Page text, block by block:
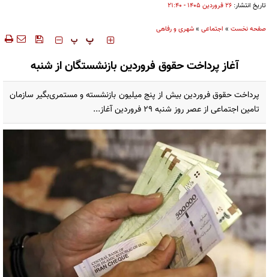
تاریخ انتشار: ۲۶ فروردين ۱۴۰۵ - ۲۱:۴۰
صفحه نخست » اجتماعی »شهری و رفاهی
‍‍‍ پ پ
آغاز پرداخت حقوق فروردین بازنشستگان از شنبه
پرداخت حقوق فروردین‌ بیش از پنج میلیون بازنشسته و مستمری‌بگیر سازمان
تامین اجتماعی از عصر روز شنبه ۲۹ فروردین آغاز...